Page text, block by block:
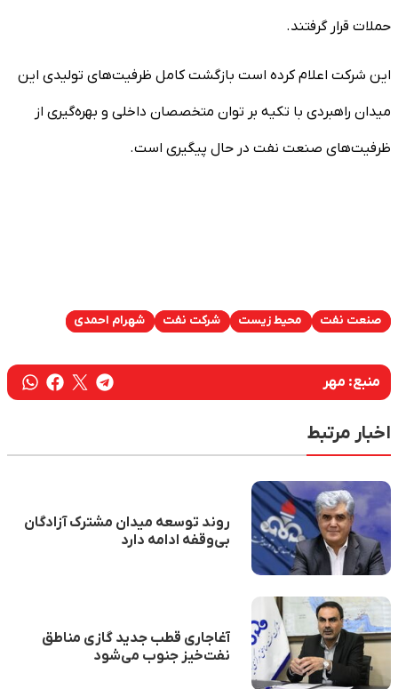
حملات قرار گرفتند.
این شرکت اعلام کرده است بازگشت کامل ظرفیت‌های تولیدی این
میدان راهبردی با تکیه بر توان متخصصان داخلی و بهره‌گیری از
ظرفیت‌های صنعت نفت در حال پیگیری است.
صنعت نفت محیط زیست شرکت نفت شهرام احمدی
منبع: مهر
اخبار مرتبط
روند توسعه میدان مشترک آزادگان
بی‌وقفه ادامه دارد
آغاجاری قطب جدید گازی مناطق
نفت‌خیز جنوب می‌شود